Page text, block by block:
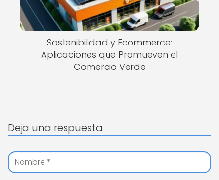
Sostenibilidad y Ecommerce:
Aplicaciones que Promueven el
Comercio Verde
Deja una respuesta